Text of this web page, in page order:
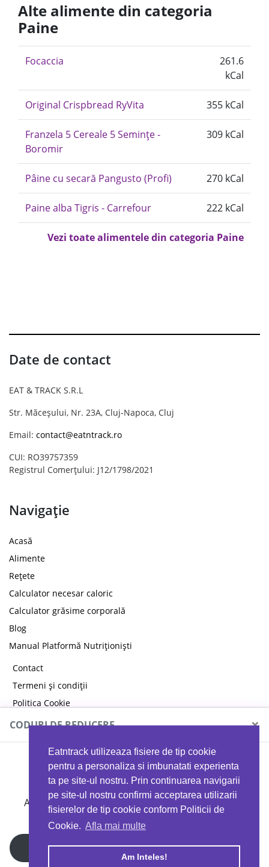
Eatntrack utilizeaza fisiere de tip cookie
pentru a personaliza si imbunatati experienta
ta pe site-ul nostru. Prin continuarea navigarii
pe site-ul nostru confirmi acceptarea utilizarii
fisierelor de tip cookie conform Politicii de
Cookie. Afla mai multe
Am Inteles!
Alte alimente din categoria
Paine
Focaccia
261.6
kCal
Original Crispbread RyVita 355 kCal
Franzela 5 Cereale 5 Semințe -
Boromir
309 kCal
Pâine cu secară Pangusto (Profi) 270 kCal
Paine alba Tigris - Carrefour 222 kCal
Vezi toate alimentele din categoria Paine
Date de contact
EAT & TRACK S.R.L
Str. Măceșului, Nr. 23A, Cluj-Napoca, Cluj
Email: contact@eatntrack.ro
CUI: RO39757359
Registrul Comerțului: J12/1798/2021
Navigație
Acasă
Alimente
Rețete
Calculator necesar caloric
Calculator grăsime corporală
Blog
Manual Platformă Nutriționiști
Contact
Termeni și condiții
Politica Cookie
Politica de confidențialitate
CODURI DE REDUCERE ×
MYPROTEIN
Ai 40%reducere la orice comandă folosind codul
EATTRACK
Profită acum